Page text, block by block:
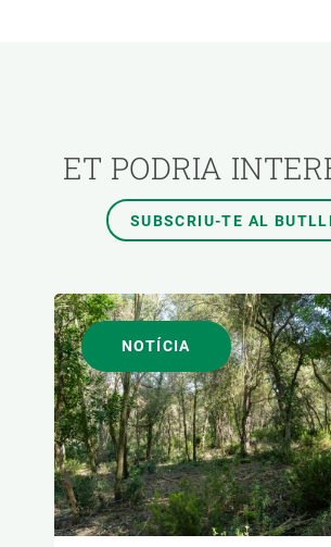
ET PODRIA
SUBSCRIU-TE AL
NOTÍCIA